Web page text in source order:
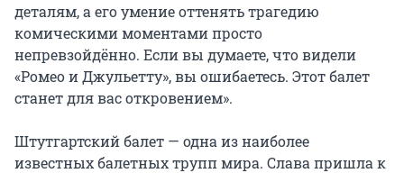
деталям, а его умение оттенять трагедию
комическими моментами просто
непревзойдённо. Если вы думаете, что видели
«Ромео и Джульетту», вы ошибаетесь. Этот балет
станет для вас откровением».
Штутгартский балет — одна из наиболее
известных балетных трупп мира. Слава пришла к